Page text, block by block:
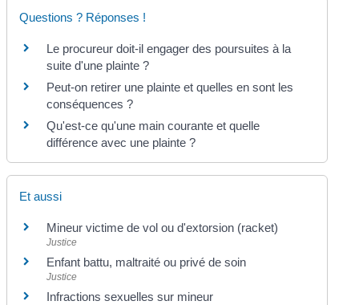
Questions ? Réponses !
Le procureur doit-il engager des poursuites à la
suite d'une plainte ?
Peut-on retirer une plainte et quelles en sont les
conséquences ?
Qu'est-ce qu'une main courante et quelle
différence avec une plainte ?
Et aussi
Mineur victime de vol ou d'extorsion (racket)
Justice
Enfant battu, maltraité ou privé de soin
Justice
Infractions sexuelles sur mineur